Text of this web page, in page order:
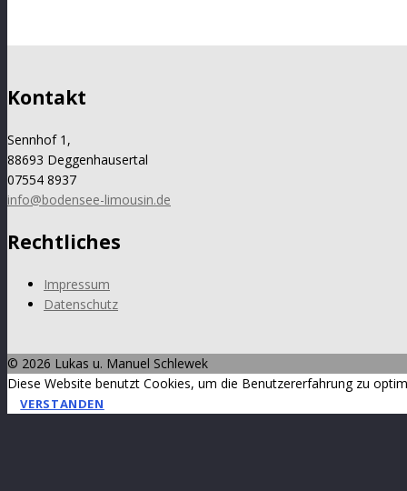
Kontakt
Sennhof 1,
88693 Deggenhausertal
07554 8937
info@bodensee-limousin.de
Rechtliches
Impressum
Datenschutz
© 2026 Lukas u. Manuel Schlewek
Diese Website benutzt Cookies, um die Benutzererfahrung zu
VERSTANDEN